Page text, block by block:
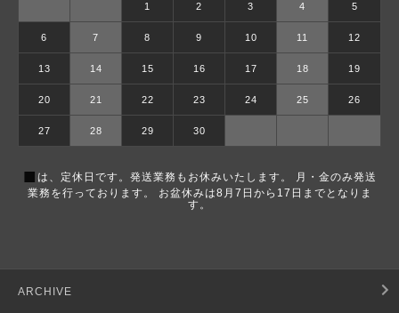
1 2 3 4 5
6 7 8 9 10 11 12
13 14 15 16 17 18 19
20 21 22 23 24 25 26
27 28 29 30
■ は、定休日です。発送業務もお休みいたします。 月・金のみ発送
業務を行っております。 お盆休みは8月7日から17日までとなりま
す。
ARCHIVE